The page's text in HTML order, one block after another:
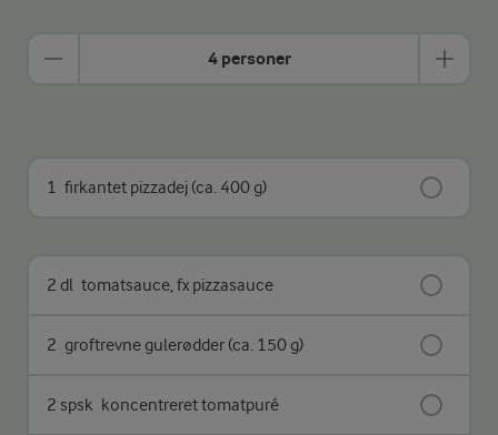
4 personer
1 firkantet pizzadej (ca. 400 g)
2 dl tomatsauce, fx pizzasauce
2 groftrevne gulerødder (ca. 150 g)
2 spsk koncentreret tomatpuré